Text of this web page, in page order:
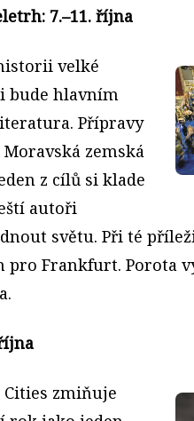
7.–11. října
velké
bude hlavním
Přípravy
zemská
z cílů si klade
autoři
světu. Při té
pro Frankfurt. Porota
Cities zmiňuje